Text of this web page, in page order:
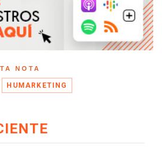
NOTA
HUMARKETING